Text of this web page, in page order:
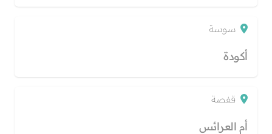
سوسة
أكودة
قفصة
أم العرائس